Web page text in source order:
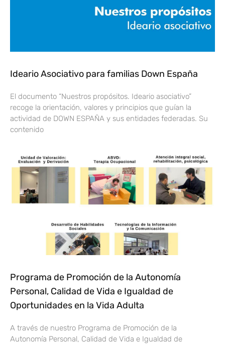
Ideario Asociativo para familias Down España
El documento “Nuestros propósitos. Ideario asociativo”
recoge la orientación, valores y principios que guían la
actividad de DOWN ESPAÑA y sus entidades federadas. Su
contenido
Programa de Promoción de la Autonomía
Personal, Calidad de Vida e Igualdad de
Oportunidades en la Vida Adulta
A través de nuestro Programa de Promoción de la
Autonomía Personal, Calidad de Vida e Igualdad de